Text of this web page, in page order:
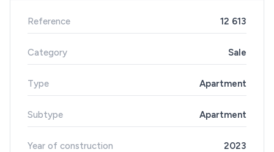
Reference 12 613
Category Sale
Type Apartment
Subtype Apartment
Year of construction 2023